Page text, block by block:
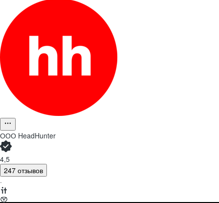
ООО HeadHunter
4,5
247 отзывов
·